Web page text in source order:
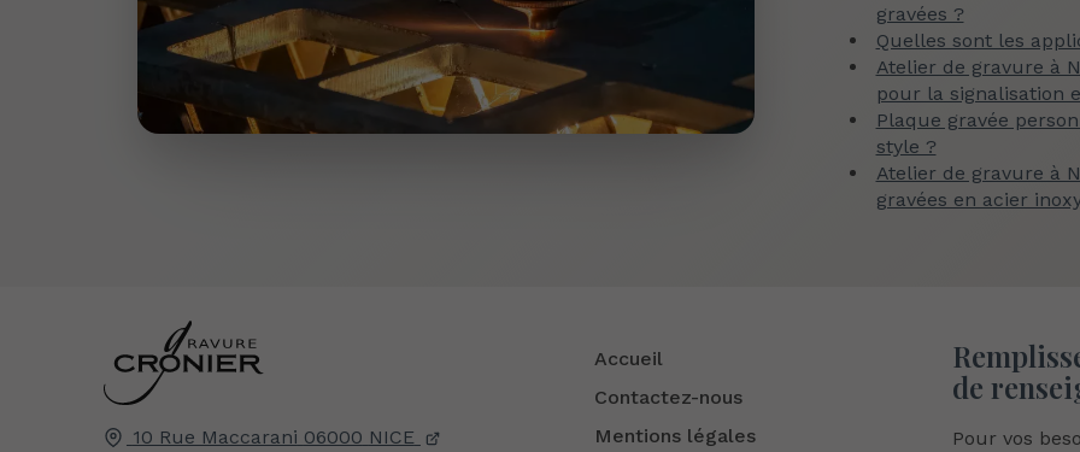
gravées ?
Quelles sont les
Atelier de gravure à
pour la signalisation
Plaque gravée
style ?
Atelier de gravure à
gravées en acier
10 Rue Maccarani 06000 NICE
Accueil
Contactez-nous
Mentions légales
de
Pour vos